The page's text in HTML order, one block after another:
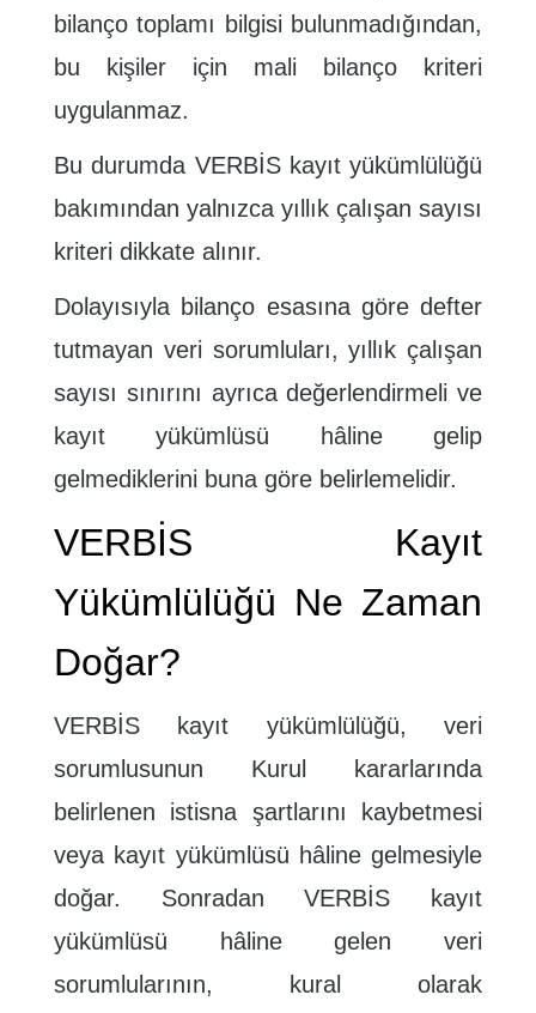
bilanço toplamı bilgisi bulunmadığından,
bu kişiler için mali bilanço kriteri
uygulanmaz.
Bu durumda VERBİS kayıt yükümlülüğü
bakımından yalnızca yıllık çalışan sayısı
kriteri dikkate alınır.
Dolayısıyla bilanço esasına göre defter
tutmayan veri sorumluları, yıllık çalışan
sayısı sınırını ayrıca değerlendirmeli ve
kayıt yükümlüsü hâline gelip
gelmediklerini buna göre belirlemelidir.
VERBİS Kayıt
Yükümlülüğü Ne Zaman
Doğar?
VERBİS kayıt yükümlülüğü, veri
sorumlusunun Kurul kararlarında
belirlenen istisna şartlarını kaybetmesi
veya kayıt yükümlüsü hâline gelmesiyle
doğar. Sonradan VERBİS kayıt
yükümlüsü hâline gelen veri
sorumlularının, kural olarak